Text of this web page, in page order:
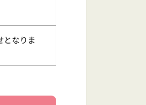
なりま